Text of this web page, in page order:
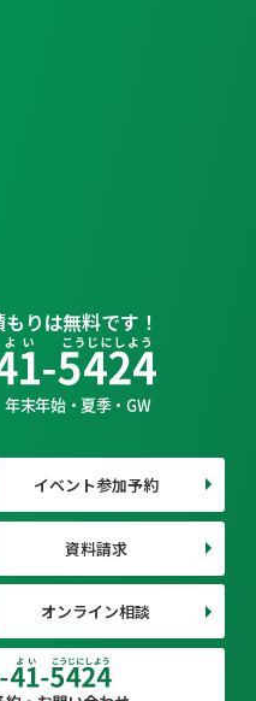
りは無料です！
末年始・夏季・GW
イベント参加予約
資料請求
オンライン相談